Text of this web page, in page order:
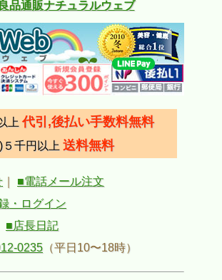
品通販ナチュラルウェブ
上 代引,後払い手数料無料
５千円以上 送料無料
■電話メール注文
・ログイン
■店長日記
0235 （平日10〜18時）